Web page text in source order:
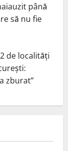
până
să nu fie
de localități
zburat”